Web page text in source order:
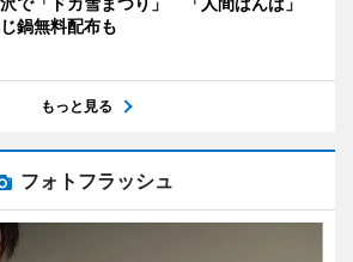
鍋無料配布も
もっと見る
フォトフラッシュ